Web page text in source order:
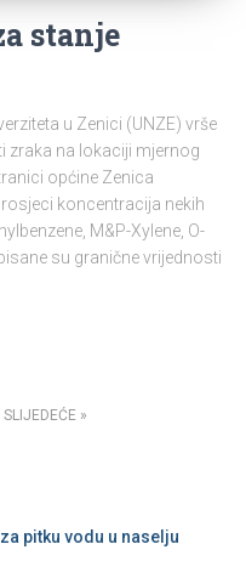
stanje
u Zenici (UNZE) vrše
zraka na lokaciji mjernog
općine Zenica
koncentracija nekih
M&P-Xylene, O-
su granične vrijednosti
SLIJEDEĆE
pitku vodu u naselju